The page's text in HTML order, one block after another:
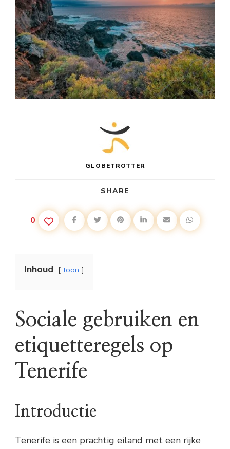
GLOBETROTTER
SHARE
0
Inhoud toon
Sociale gebruiken en
etiquetteregels op
Tenerife
Introductie
Tenerife is een prachtig eiland met een rijke